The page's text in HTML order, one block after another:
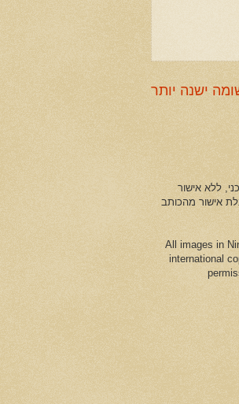
ישנה יותר
ללא אישור
אישור מהכותב
All images in
international